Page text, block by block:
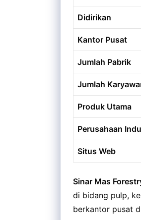
Didirikan
Kantor Pusat
Jumlah Pabrik
Jumlah
Produk Utama
Perusahaan
Situs Web
Sinar Mas
di bidang pulp,
berkantor pusat